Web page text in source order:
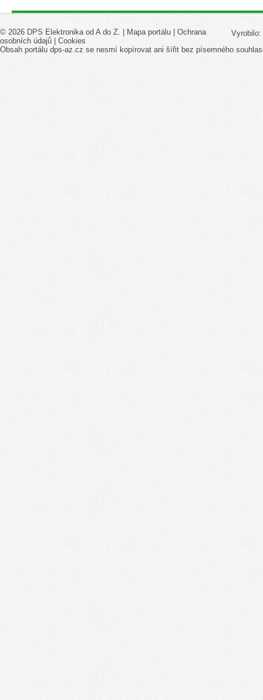
Vyrobilo:
© 2026 DPS Elektronika od A do Z. | Mapa portálu
Ochrana
osobních údajů
Cookies
Obsah portálu dps-az.cz se nesmí kopírovat ani šířit bez písemného